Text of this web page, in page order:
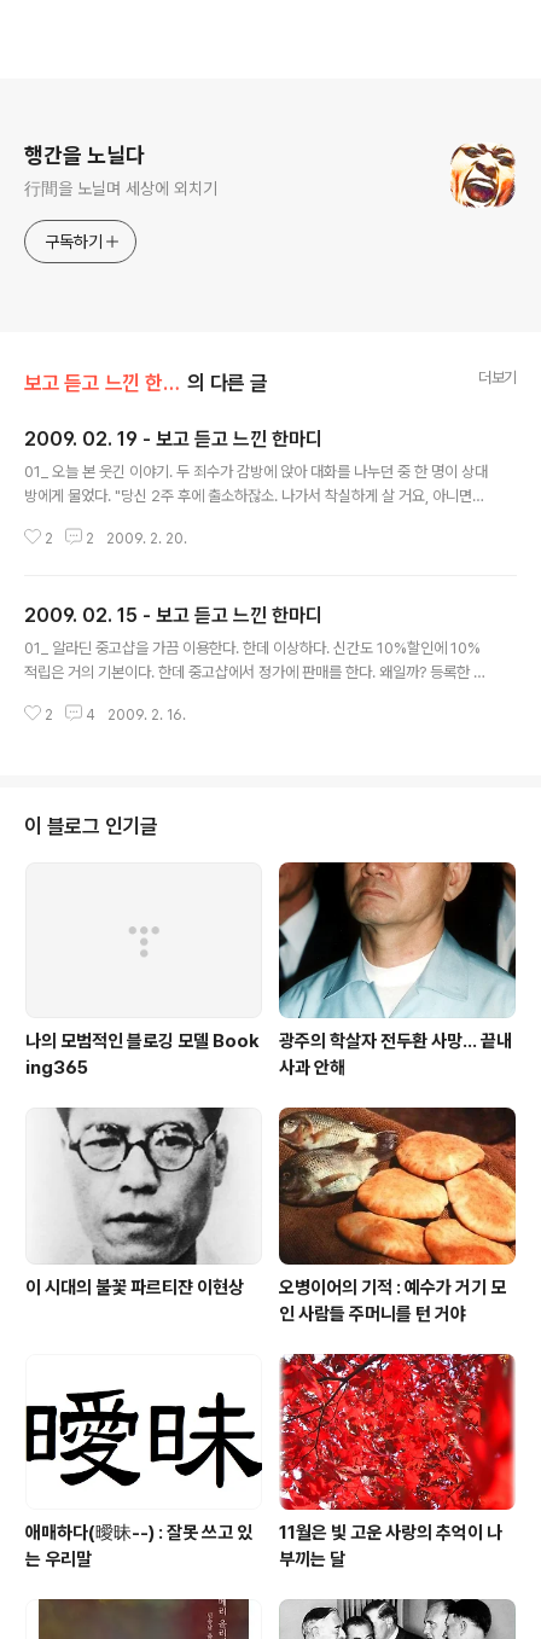
행간을 노닐다
行間을 노닐며 세상에 외치기
구독하기
보고 듣고 느낀 한마디 의 다른 글 더보기
2009. 02. 19 - 보고 듣고 느낀 한마디
01_ 오늘 본 웃긴 이야기. 두 죄수가 감방에 앉아 대화를 나누던 중 한 명이 상대
방에게 물었다. "당신 2주 후에 출소하잖소. 나가서 착실하게 살 거요, 아니면
모럴해저드? 상금 지급않고 잠적 충격을 보니 한심한 생각이 든다. 더불어 서기
2. 21 추가 서명덕 기자님에게... - 김도연이 이 글을 작성한 후에 보았다. 망해
본 나로써는 충분히 이해가 가는 부분이다. 풍림화산님의 글을 보니 서기자의
글에 달린 댓글을 보지 못하여 간과한 내용이 있다. 아마도 다시 작..
2 2 2009. 2. 20.
2009. 02. 15 - 보고 듣고 느낀 한마디
01_ 알라딘 중고샵을 가끔 이용한다. 한데 이상하다. 신간도 10%할인에 10%
적립은 거의 기본이다. 한데 중고샵에서 정가에 판매를 한다. 왜일까? 등록한 이
블코의 리뷰룸과 유사하다. 베타테스터가 되어 책을 여러권 받았다. 처음에는
있다. 03_ 좋은 글의 조건은 무엇인가? 어떤 주장을 하려고 한다면 근거가 충실
해야 한다. 사례를 언급할 때도 그것이 풍부해야 한다. 그래야 힘이 느껴진다. 또
2 4 2009. 2. 16.
이 블로그 인기글
나의 모범적인 블로깅 모델 Book
ing365
광주의 학살자 전두환 사망... 끝내
사과 안해
이 시대의 불꽃 파르티쟌 이현상
오병이어의 기적 : 예수가 거기 모
인 사람들 주머니를 턴 거야
애매하다(曖昧--) : 잘못 쓰고 있
는 우리말
11월은 빛 고운 사랑의 추억이 나
부끼는 달